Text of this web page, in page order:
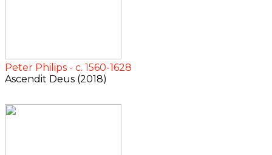
Peter Philips - c. 1560-1628
Ascendit Deus (2018)